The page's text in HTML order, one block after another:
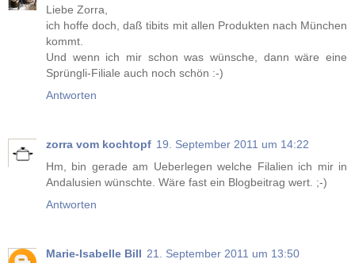
Liebe Zorra,
ich hoffe doch, daß tibits mit allen Produkten nach München
kommt.
Und wenn ich mir schon was wünsche, dann wäre eine
Sprüngli-Filiale auch noch schön :-)
Antworten
zorra vom kochtopf 19. September 2011 um 14:22
Hm, bin gerade am Ueberlegen welche Filalien ich mir in
Andalusien wünschte. Wäre fast ein Blogbeitrag wert. ;-)
Antworten
Marie-Isabelle Bill 21. September 2011 um 13:50